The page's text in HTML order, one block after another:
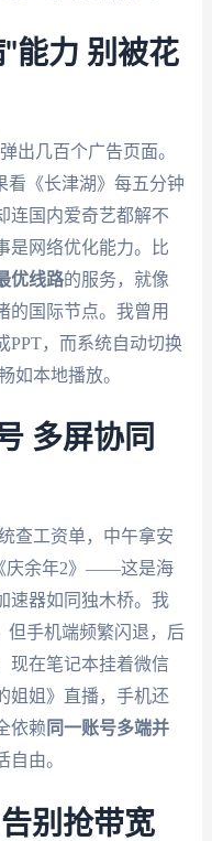
能力 别被花
出几百个广告页面。
看《长津湖》每五分钟
连国内爱奇艺都解不
是网络优化能力。比
优线路的服务，就像
的国际节点。我曾用
PPT，而系统自动切换
如本地播放。
多屏协同
查工资单，中午拿安
庆余年2》——这是海
速器如同独木桥。我
但手机端频繁闪退，后
现在笔记本挂着微信
姐姐》直播，手机还
依赖 同一账号多端并
由。
别抢带宽